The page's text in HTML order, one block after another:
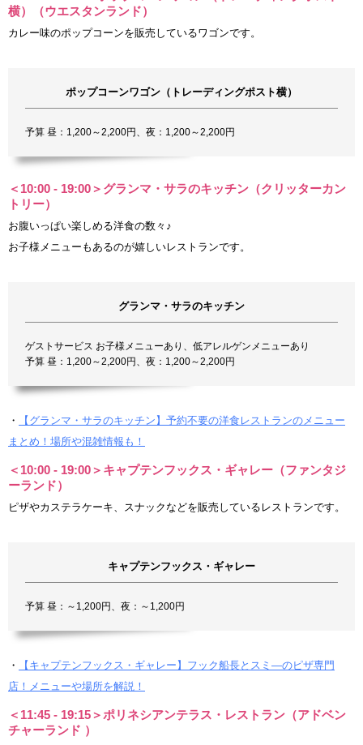
横）（ウエスタンランド）
カレー味のポップコーンを販売しているワゴンです。
ポップコーンワゴン（トレーディングポスト横）
予算 昼：1,200～2,200円、夜：1,200～2,200円
＜10:00 - 19:00＞グランマ・サラのキッチン（クリッターカン
トリー）
お腹いっぱい楽しめる洋食の数々♪
お子様メニューもあるのが嬉しいレストランです。
グランマ・サラのキッチン
ゲストサービス お子様メニューあり、低アレルゲンメニューあり
予算 昼：1,200～2,200円、夜：1,200～2,200円
・
【グランマ・サラのキッチン】予約不要の洋食レストランのメニュー
まとめ！場所や混雑情報も！
＜10:00 - 19:00＞キャプテンフックス・ギャレー（ファンタジ
ーランド）
ピザやカステラケーキ、スナックなどを販売しているレストランです。
キャプテンフックス・ギャレー
予算 昼：～1,200円、夜：～1,200円
・
【キャプテンフックス・ギャレー】フック船長とスミ―のピザ専門
店！メニューや場所を解説！
＜11:45 - 19:15＞ポリネシアンテラス・レストラン（アドベン
チャーランド ）